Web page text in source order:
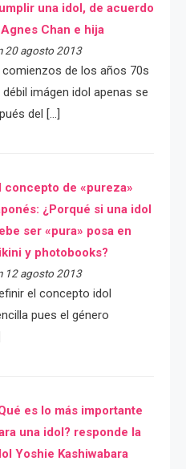
una idol, de acuerdo
Chan e hija
20 agosto 2013
comienzos de los años 70s
débil imágen idol apenas se
del […]
concepto de «pureza»
¿Porqué si una idol
ser «pura» posa en
y photobooks?
12 agosto 2013
el concepto idol
pues el género
es lo más importante
una idol? responde la
Yoshie Kashiwabara